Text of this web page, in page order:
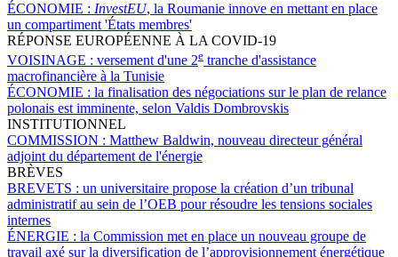
ÉCONOMIE : InvestEU, la Roumanie innove en mettant en place
un compartiment 'États membres'
RÉPONSE EUROPÉENNE À LA COVID-19
VOISINAGE : versement d'une 2e tranche d'assistance
macrofinancière à la Tunisie
ÉCONOMIE : la finalisation des négociations sur le plan de relance
polonais est imminente, selon Valdis Dombrovskis
INSTITUTIONNEL
COMMISSION : Matthew Baldwin, nouveau directeur général
adjoint du département de l'énergie
BRÈVES
BREVETS : un universitaire propose la création d’un tribunal
administratif au sein de l’OEB pour résoudre les tensions sociales
internes
ÉNERGIE : la Commission met en place un nouveau groupe de
travail axé sur la diversification de l’approvisionnement énergétique